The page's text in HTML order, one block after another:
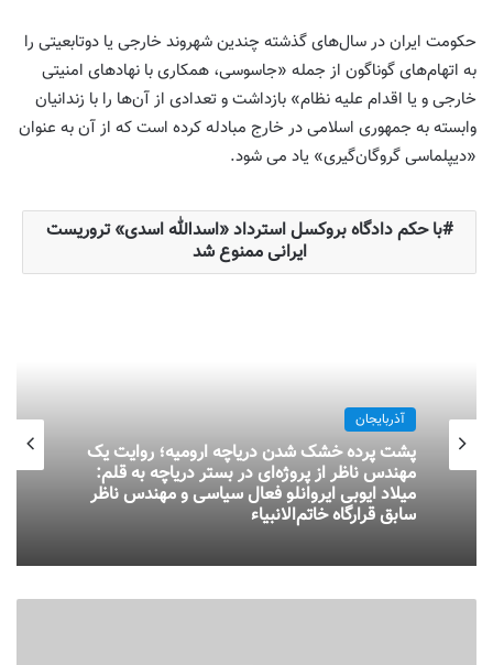
حکومت ایران در سال‌های گذشته چندین شهروند خارجی یا دوتابعیتی را
به اتهام‌های گوناگون از جمله «جاسوسی، همکاری با نهادهای امنیتی
خارجی و یا اقدام علیه نظام» بازداشت و تعدادی از آن‌ها را با زندانیان
وابسته به جمهوری اسلامی در خارج مبادله کرده است که از آن به عنوان
«دیپلماسی گروگان‌گیری» یاد می شود.
با حکم دادگاه بروکسل استرداد «اسدالله اسدی» تروریست
ایرانی ممنوع شد
آذربایجان
پشت پرده خشک شدن دریاچه ارومیه؛ روایت یک
مهندس ناظر از پروژه‌ای در بستر دریاچه به قلم:
میلاد ایوبی ایروانلو فعال سیاسی و مهندس ناظر
سابق قرارگاه خاتم‌الانبیاء